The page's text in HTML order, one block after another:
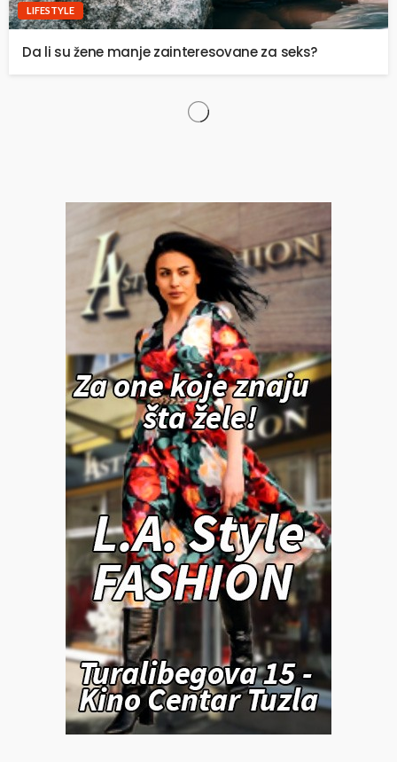
LIFESTYLE
Da li su žene manje zainteresovane za seks?